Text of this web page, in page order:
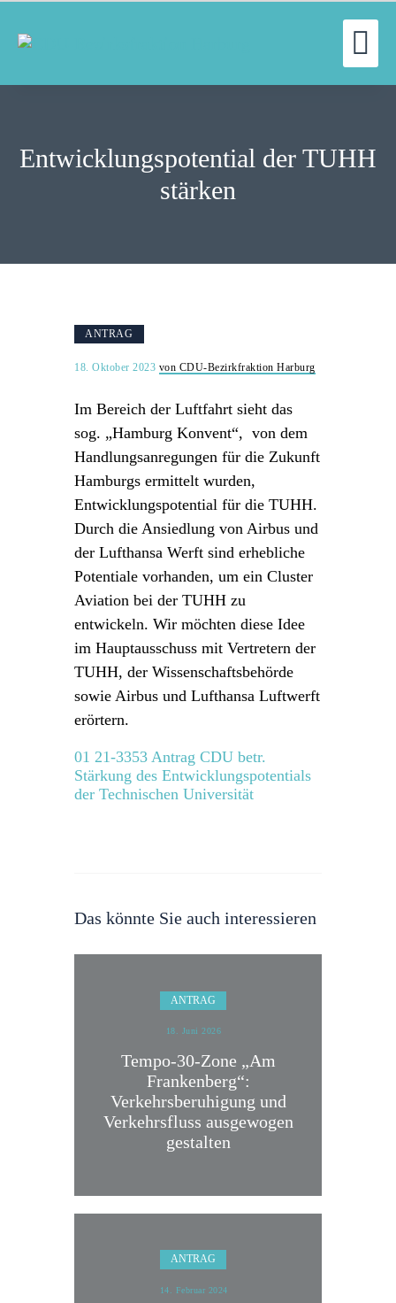
Entwicklungspotential der TUHH
stärken
UNSERE ARBEIT
AUSSCHÜSSE
KONTAKT
ANTRAG
18. Oktober 2023 von CDU-Bezirkfraktion Harburg
Im Bereich der Luftfahrt sieht das
sog. „Hamburg Konvent“, von dem
Handlungsanregungen für die Zukunft
Hamburgs ermittelt wurden,
Entwicklungspotential für die TUHH.
Durch die Ansiedlung von Airbus und
der Lufthansa Werft sind erhebliche
Potentiale vorhanden, um ein Cluster
Aviation bei der TUHH zu
entwickeln. Wir möchten diese Idee
im Hauptausschuss mit Vertretern der
TUHH, der Wissenschaftsbehörde
sowie Airbus und Lufthansa Luftwerft
erörtern.
01 21-3353 Antrag CDU betr.
Stärkung des Entwicklungspotentials
der Technischen Universität
Das könnte Sie auch interessieren
ANTRAG
18. Juni 2026
Tempo-30-Zone „Am
Frankenberg“:
Verkehrsberuhigung und
Verkehrsfluss ausgewogen
gestalten
ANTRAG
14. Februar 2024